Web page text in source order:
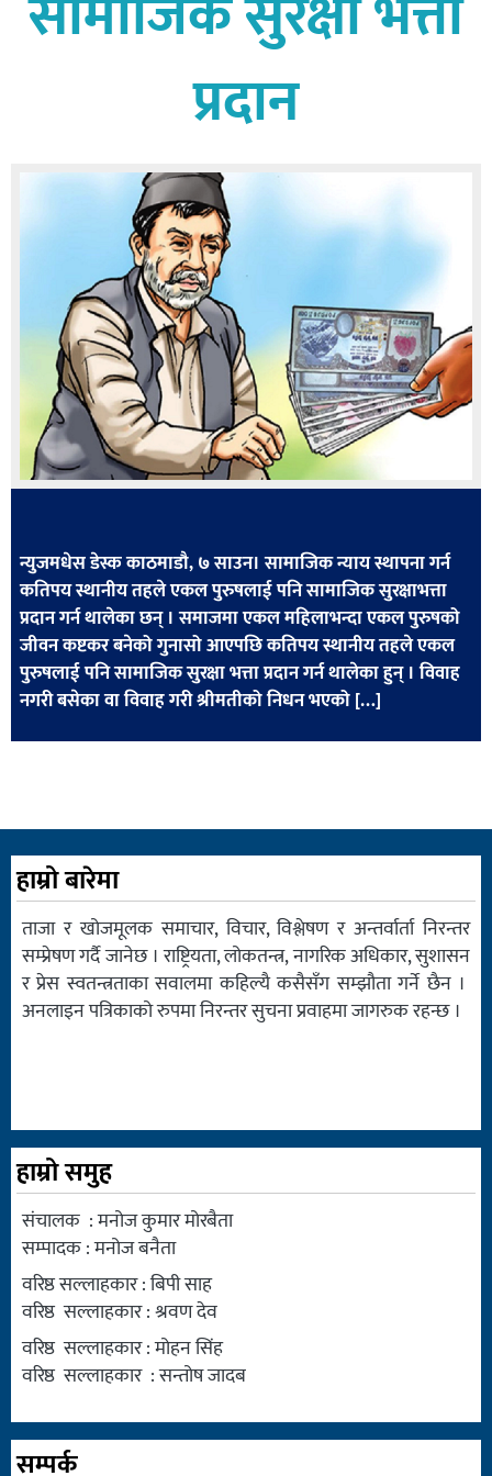
बागमती
विशेष
समाचार
राष्ट्रिय
अन्तराष्ट्रिय
अन्तरबार्ता
अर्थ
मनोरञ्जन
फोटो
/
भिडियो
अन्य
समाज
स्वास्थ्य
प्रदान
न्युजमधेस डेस्क काठमाडौ, ७ साउन। सामाजिक न्याय स्थापना गर्न
कतिपय स्थानीय तहले एकल पुरुषलाई पनि सामाजिक सुरक्षाभत्ता
प्रदान गर्न थालेका छन् । समाजमा एकल महिलाभन्दा एकल पुरुषको
जीवन कष्टकर बनेको गुनासो आएपछि कतिपय स्थानीय तहले एकल
पुरुषलाई पनि सामाजिक सुरक्षा भत्ता प्रदान गर्न थालेका हुन् । विवाह
नगरी बसेका वा विवाह गरी श्रीमतीको निधन भएको […]
हाम्रो बारेमा
ताजा र खोजमूलक समाचार, विचार, विश्लेषण र अन्तर्वार्ता निरन्तर
सम्प्रेषण गर्दै जानेछ । राष्ट्रियता, लोकतन्त्र, नागरिक अधिकार, सुशासन
र प्रेस स्वतन्त्रताका सवालमा कहिल्यै कसैसँग सम्झौता गर्ने छैन ।
अनलाइन पत्रिकाको रुपमा निरन्तर सुचना प्रवाहमा जागरुक रहन्छ ।
हाम्रो समुह
संचालक : मनोज कुमार मोरबैता
सम्पादक : मनोज बनैता
वरिष्ठ सल्लाहकार : बिपी साह
वरिष्ठ सल्लाहकार : श्रवण देव
वरिष्ठ सल्लाहकार : मोहन सिंह
वरिष्ठ सल्लाहकार : सन्तोष जादब
सम्पर्क